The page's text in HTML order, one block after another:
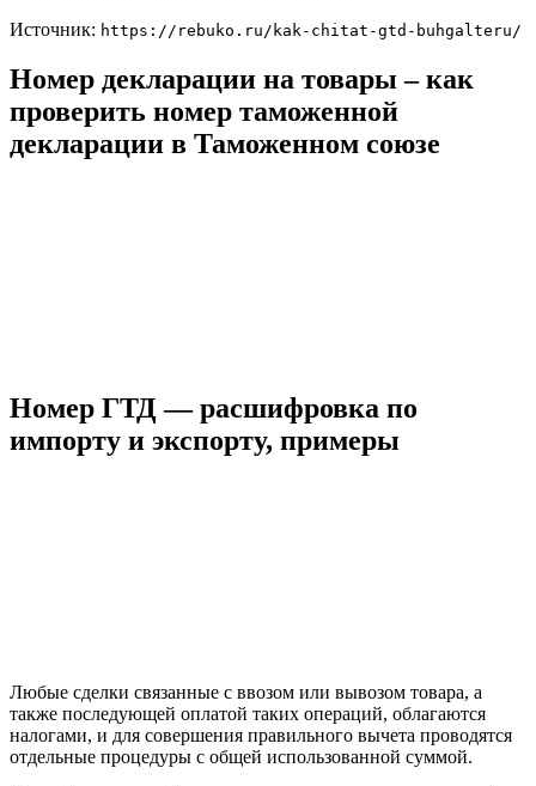
Источник: https://rebuko.ru/kak-chitat-gtd-buhgalteru/
Номер декларации на товары – как
проверить номер таможенной
декларации в Таможенном союзе
Номер ГТД — расшифровка по
импорту и экспорту, примеры
Любые сделки связанные с ввозом или вывозом товара, а
также последующей оплатой таких операций, облагаются
налогами, и для совершения правильного вычета проводятся
отдельные процедуры с общей использованной суммой.